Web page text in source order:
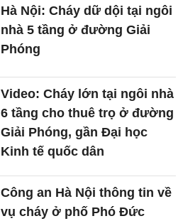
Hà Nội: Cháy dữ dội tại ngôi
nhà 5 tầng ở đường Giải
Phóng
Video: Cháy lớn tại ngôi nhà
6 tầng cho thuê trọ ở đường
Giải Phóng, gần Đại học
Kinh tế quốc dân
Công an Hà Nội thông tin về
vụ cháy ở phố Phó Đức